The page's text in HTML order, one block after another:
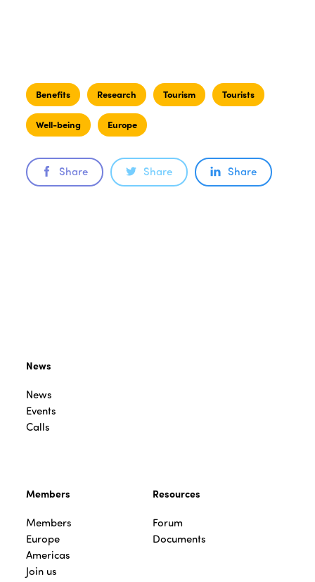
Benefits Research Tourism Tourists
Well-being Europe
Share Share Share
News
News
Events
Calls
Members
Members
Europe
Americas
Join us
Resources
Forum
Documents